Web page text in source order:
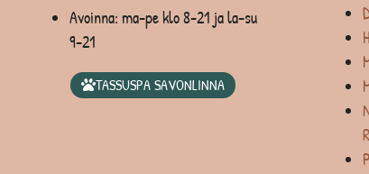
Avoinna: ma-pe klo 8-21 ja la-su
9-21
TASSUSPA SAVONLINNA